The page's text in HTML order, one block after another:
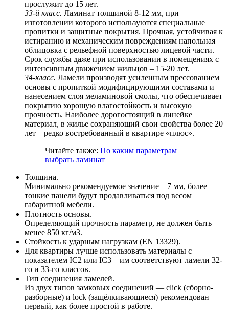
прослужит до 15 лет.
33-й класс. Ламинат толщиной 8-12 мм, при
изготовлении которого используются специальные
пропитки и защитные покрытия. Прочная, устойчивая к
истиранию и механическим повреждениям напольная
облицовка с рельефной поверхностью лицевой части.
Срок службы даже при использовании в помещениях с
интенсивным движением жильцов – 15-20 лет.
34-класс. Ламели производят усиленным прессованием
основы с пропиткой модифицирующими составами и
нанесением слоя меламиновой смолы, что обеспечивает
покрытию хорошую влагостойкость и высокую
прочность. Наиболее дорогостоящий в линейке
материал, в жилье сохраняющий свои свойства более 20
лет – редко востребованный в квартире «плюс».
Читайте также: По каким параметрам
выбрать ламинат
Толщина.
Минимально рекомендуемое значение – 7 мм, более
тонкие панели будут продавливаться под весом
габаритной мебели.
Плотность основы.
Определяющий прочность параметр, не должен быть
менее 850 кг/м3.
Стойкость к ударным нагрузкам (EN 13329).
Для квартиры лучше использовать материалы с
показателем IC2 или IC3 – им соответствуют ламели 32-
го и 33-го классов.
Тип соединения ламелей.
Из двух типов замковых соединений — click (сборно-
разборные) и lock (защёлкивающиеся) рекомендован
первый, как более простой в работе.